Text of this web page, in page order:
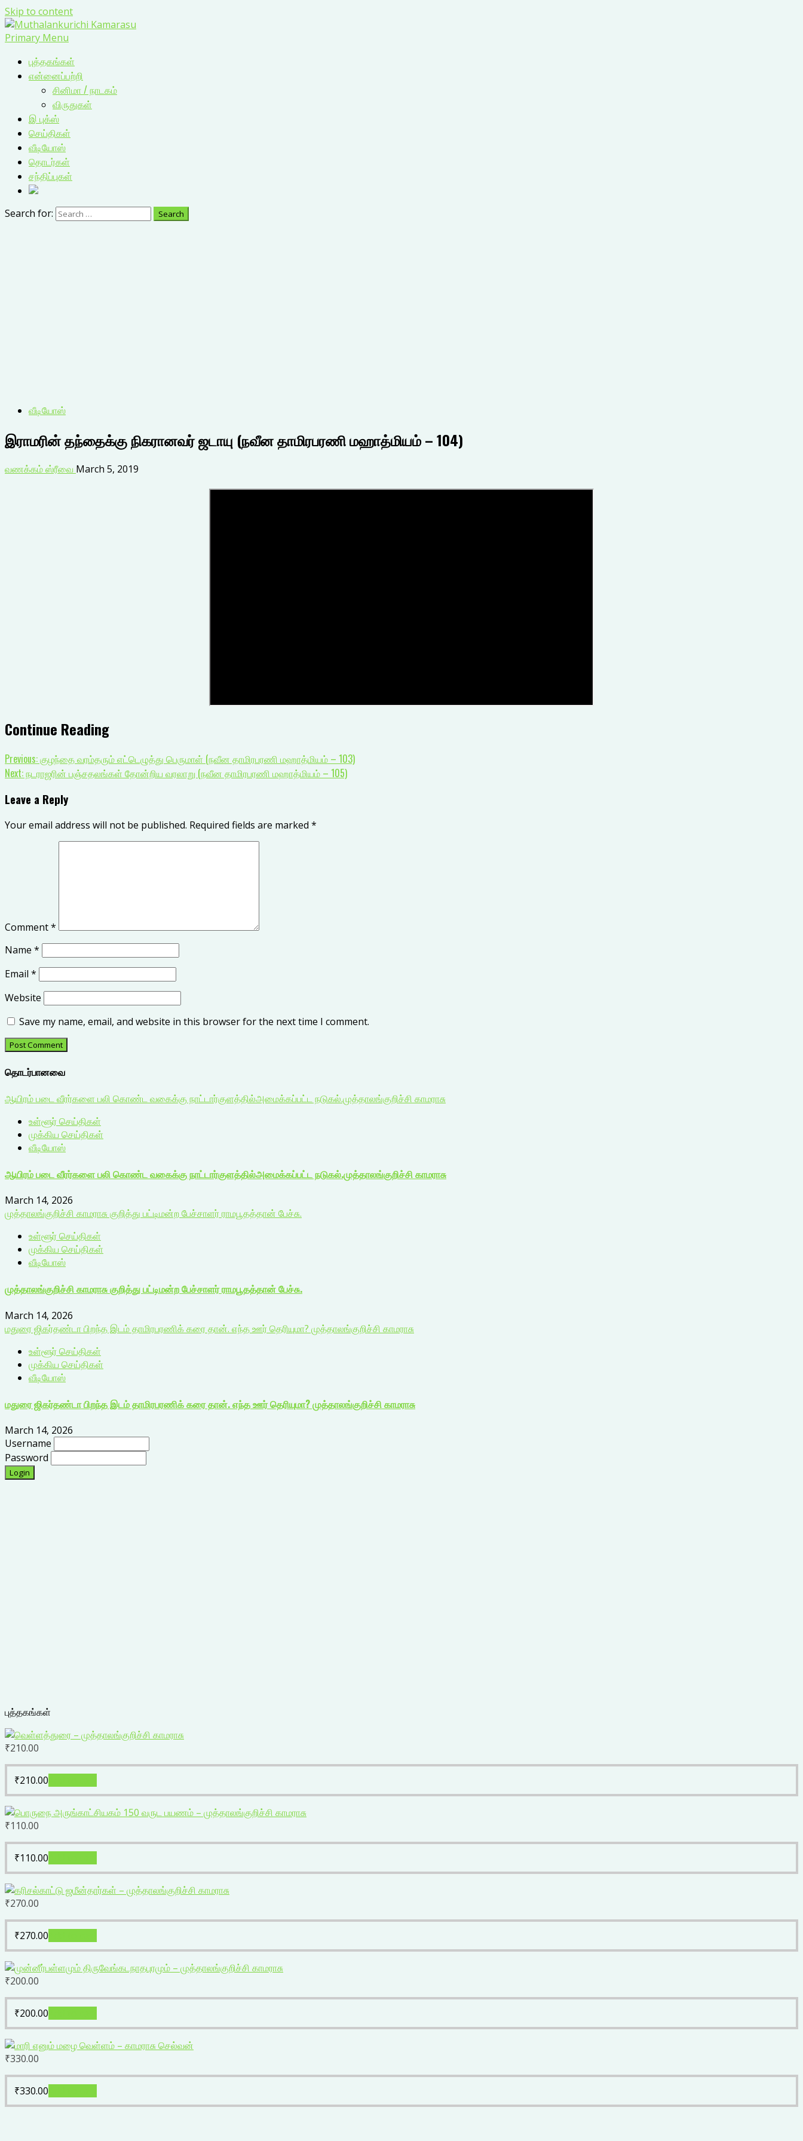
Skip to content
Primary Menu
புத்தகங்கள்
என்னைப்பற்றி
சினிமா / நாடகம்
விருதுகள்
இ புக்ஸ்
செய்திகள்
வீடியோஸ்
தொடர்கள்
சந்திப்புகள்
Search for:
வீடியோஸ்
இராமரின் தந்தைக்கு நிகரானவர் ஜடாயு (நவீன தாமிரபரணி மஹாத்மியம் – 104)
வணக்கம் ஸ்ரீவை March 5, 2019
Continue Reading
Previous:குழந்தை வரம்தரும் எட்டெழுத்து பெருமாள் (நவீன தாமிரபரணி மஹாத்மியம் – 103)
Next:நடராஜரின் பஞ்சதலங்கள் தோன்றிய வரலாறு (நவீன தாமிரபரணி மஹாத்மியம் – 105)
Leave a Reply
Your email address will not be published. Required fields are marked *
Comment*
Name *
Email *
Website
Save my name, email, and website in this browser for the next time I comment.
தொடர்பானவை
ஆயிரம் படை வீரர்களை பலி கொண்ட வகைக்கு நாட்டார்குளத்தில்அமைக்கப்பட்ட நடுகல்.முத்தாலங்குறிச்சி காமராசு
உள்ளூர் செய்திகள்
முக்கிய செய்திகள்
வீடியோஸ்
ஆயிரம் படை வீரர்களை பலி கொண்ட வகைக்கு நாட்டார்குளத்தில்அமைக்கப்பட்ட நடுகல்.முத்தாலங்குறிச்சி காமராசு
March 14, 2026
முத்தாலங்குறிச்சி காமராசு குறித்து பட்டிமன்ற பேச்சாளர் ராமபூதத்தான் பேச்சு.
உள்ளூர் செய்திகள்
முக்கிய செய்திகள்
வீடியோஸ்
முத்தாலங்குறிச்சி காமராசு குறித்து பட்டிமன்ற பேச்சாளர் ராமபூதத்தான் பேச்சு.
March 14, 2026
மதுரை ஜிகர்தண்டா பிறந்த இடம் தாமிரபரணிக் கரை தான். எந்த ஊர் தெரியுமா? முத்தாலங்குறிச்சி காமராசு
உள்ளூர் செய்திகள்
முக்கிய செய்திகள்
வீடியோஸ்
மதுரை ஜிகர்தண்டா பிறந்த இடம் தாமிரபரணிக் கரை தான். எந்த ஊர் தெரியுமா? முத்தாலங்குறிச்சி காமராசு
March 14, 2026
Username
Password
புத்தகங்கள்
₹210.00
₹210.00
₹110.00
₹110.00
₹270.00
₹270.00
₹200.00
₹200.00
₹330.00
₹330.00